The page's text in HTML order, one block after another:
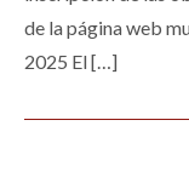
de la página web
2025 El […]